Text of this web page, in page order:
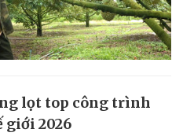
lọt top công trình
giới 2026